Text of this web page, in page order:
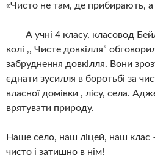
«Чисто не там, де прибирають, а
А учні 4 класу, класовод
колі ,, Чисте довкілля”
забруднення довкілля. Вони
єднати зусилля в боротьбі за
власної домівки , лісу, села.
врятувати природу.
Наше село, наш ліцей, наш
чисто і затишно в нім!